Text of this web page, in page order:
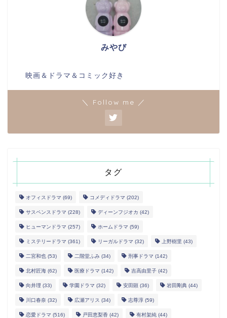
みやび
映画＆ドラマ＆コミック好き
＼ Follow me ／
タグ
オフィスドラマ (69) コメディドラマ (202)
サスペンスドラマ (228) ディーンフジオカ (42)
ヒューマンドラマ (257) ホームドラマ (59)
ミステリードラマ (361) リーガルドラマ (32) 上野樹里 (43)
二宮和也 (53) 二階堂ふみ (34) 刑事ドラマ (142)
北村匠海 (62) 医療ドラマ (142) 吉高由里子 (42)
向井理 (33) 学園ドラマ (32) 安田顕 (36) 岩田剛典 (44)
川口春奈 (32) 広瀬アリス (34) 志尊淳 (59)
恋愛ドラマ (516) 戸田恵梨香 (42) 有村架純 (44)